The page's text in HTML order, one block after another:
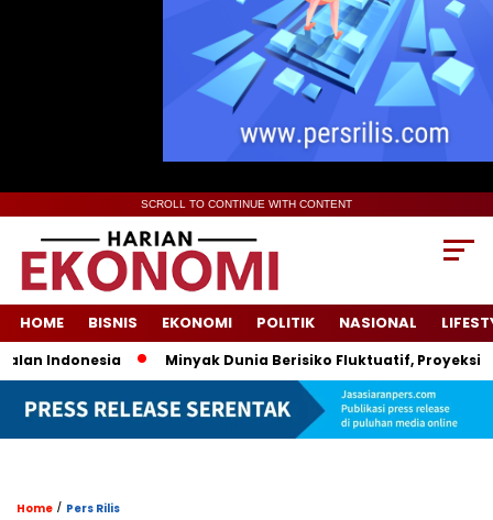
SCROLL TO CONTINUE WITH CONTENT
HOME BISNIS EKONOMI POLITIK NASIONAL
Minyak Dunia Berisiko Fluktuatif, Proyeksi Harga
Home / Pers Rilis